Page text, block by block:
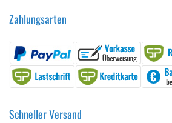
Zahlungsarten
Schneller Versand